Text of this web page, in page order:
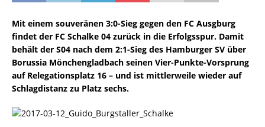
Mit einem souveränen 3:0-Sieg gegen den FC Ausgburg
findet der FC Schalke 04 zurück in die Erfolgsspur. Damit
behält der S04 nach dem 2:1-Sieg des Hamburger SV über
Borussia Mönchengladbach seinen Vier-Punkte-Vorsprung
auf Relegationsplatz 16 – und ist mittlerweile wieder auf
Schlagdistanz zu Platz sechs.